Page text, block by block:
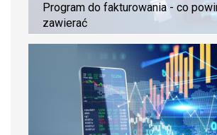
Program do fakturowania - co
zawierać